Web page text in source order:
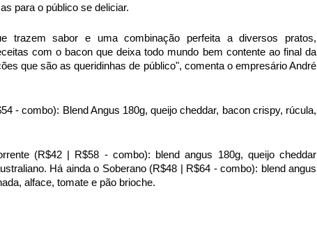
para o público se deliciar.
trazem sabor e uma combinação perfeita a diversos pratos,
com o bacon que deixa todo mundo bem contente ao final da
que são as queridinhas de público", comenta o empresário André
- combo): Blend Angus 180g, queijo cheddar, bacon crispy, rúcula,
(R$42 | R$58 - combo): blend angus 180g, queijo cheddar
Há ainda o Soberano (R$48 | R$64 - combo): blend angus
alface, tomate e pão brioche.